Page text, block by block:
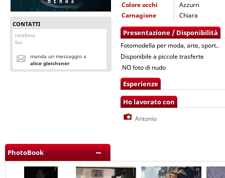
CONTATTI
telefono
fax
manda un messaggio a
alice gleichsner
Colore occhi
Azzurri
Carnagione
Chiara
Presentazione / Disponibilità
Fotomodella per moda, arte, sport..
Disponibile a piccole trasferte
NO foto di nudo
Esperienze
Ho lavorato con
Antonio
PhotoBook